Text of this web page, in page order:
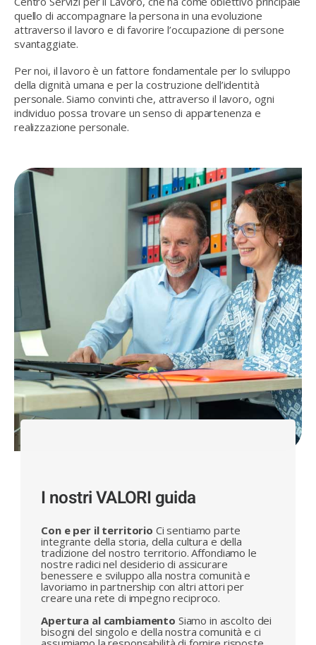
quello di accompagnare la persona in una evoluzione
attraverso il lavoro e di favorire l’occupazione di persone
svantaggiate.
Per noi, il lavoro è un fattore fondamentale per lo sviluppo
della dignità umana e per la costruzione dell’identità
personale. Siamo convinti che, attraverso il lavoro, ogni
individuo possa trovare un senso di appartenenza e
realizzazione personale.
I nostri VALORI guida
Con e per il territorio Ci sentiamo parte
integrante della storia, della cultura e della
tradizione del nostro territorio. Affondiamo le
nostre radici nel desiderio di assicurare
benessere e sviluppo alla nostra comunità e
lavoriamo in partnership con altri attori per
creare una rete di impegno reciproco.
Apertura al cambiamento Siamo in ascolto dei
bisogni del singolo e della nostra comunità e ci